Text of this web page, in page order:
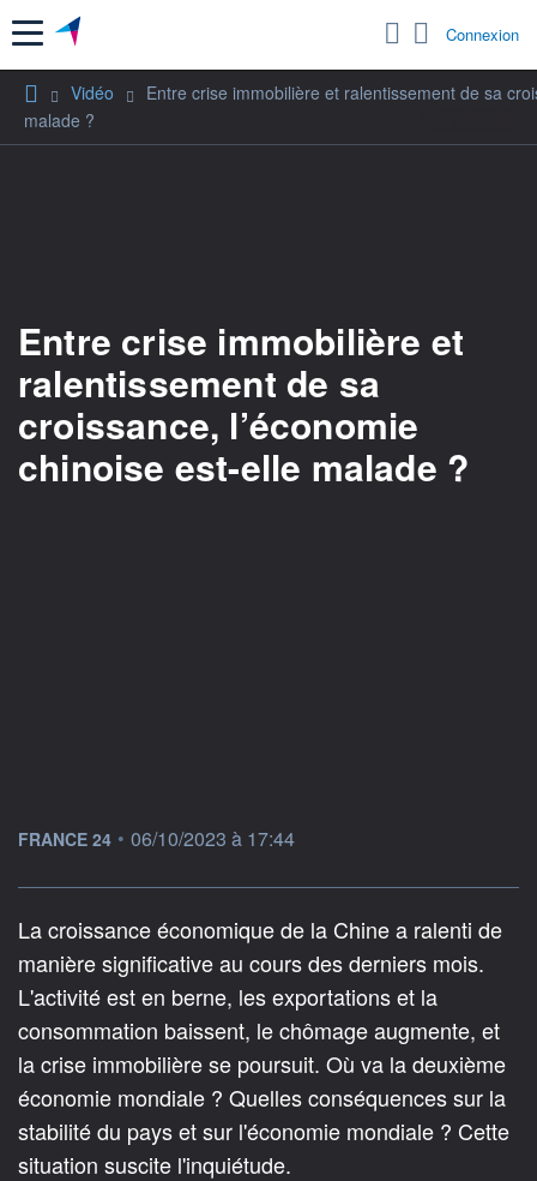
Menu Connexion
Vidéo
Entre crise immobilière et ralentissement de sa
malade ?
Entre crise immobilière et
ralentissement de sa
croissance, l’économie
chinoise est-elle malade ?
information fournie par
FRANCE 24 • 06/10/2023 à 17:44
La croissance économique de la Chine a ralenti de
manière significative au cours des derniers mois.
L'activité est en berne, les exportations et la
consommation baissent, le chômage augmente, et
la crise immobilière se poursuit. Où va la deuxième
économie mondiale ? Quelles conséquences sur la
stabilité du pays et sur l'économie mondiale ? Cette
situation suscite l'inquiétude.